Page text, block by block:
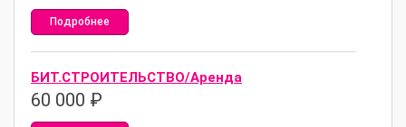
Подробнее
БИТ.СТРОИТЕЛЬСТВО/Аренда
60 000 ₽